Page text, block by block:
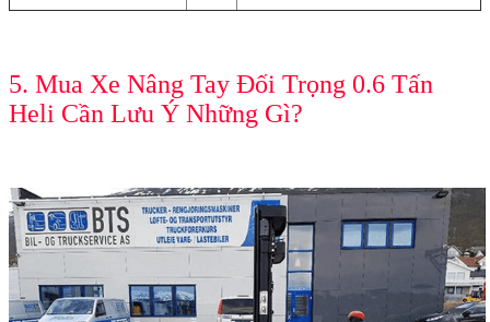
5. Mua Xe Nâng Tay Đối Trọng 0.6 Tấn
Heli Cần Lưu Ý Những Gì?